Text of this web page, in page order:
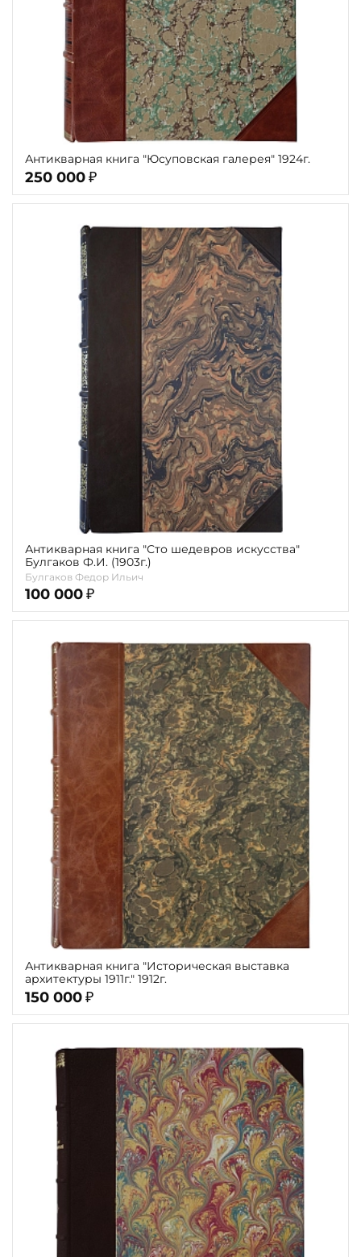
Антикварная книга "Юсуповская галерея" 1924г.
250 000 ₽
Антикварная книга "Сто шедевров искусства"
Булгаков Ф.И. (1903г.)
Булгаков Федор Ильич
100 000 ₽
Антикварная книга "Историческая выставка
архитектуры 1911г." 1912г.
150 000 ₽